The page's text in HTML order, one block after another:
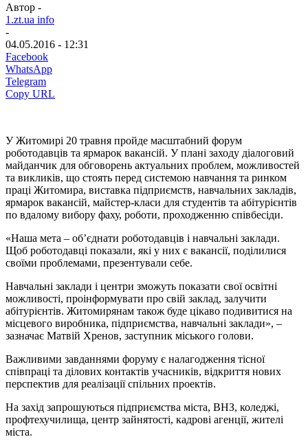
Автор -
1.zt.ua info
-
04.05.2016 - 12:31
Facebook
WhatsApp
Telegram
Copy URL
У Житомирі 20 травня пройде масштабний форум
роботодавців та ярмарок вакансій. У плані заходу діалоговий
майданчик для обговорень актуальних проблем, можливостей
та викликів, що стоять перед системою навчання та ринком
праці Житомира, виставка підприємств, навчальних закладів,
ярмарок вакансій, майстер-класи для студентів та абітурієнтів
по вдалому вибору фаху, роботи, проходженню співбесіди.
«Наша мета – об’єднати роботодавців і навчальні заклади.
Щоб роботодавці показали, які у них є вакансії, поділилися
своїми проблемами, презентували себе.
Навчальні заклади і центри зможуть показати свої освітні
можливості, проінформувати про свій заклад, залучити
абітурієнтів. Житомирянам також буде цікаво подивитися на
місцевого виробника, підприємства, навчальні заклади», –
зазначає Матвій Хренов, заступник міського голови.
Важливими завданнями форуму є налагодження тісної
співпраці та ділових контактів учасників, відкриття нових
перспектив для реалізації спільних проектів.
На захід запрошуються підприємства міста, ВНЗ, коледжі,
профтехучилища, центр зайнятості, кадрові агенції, жителі
міста.